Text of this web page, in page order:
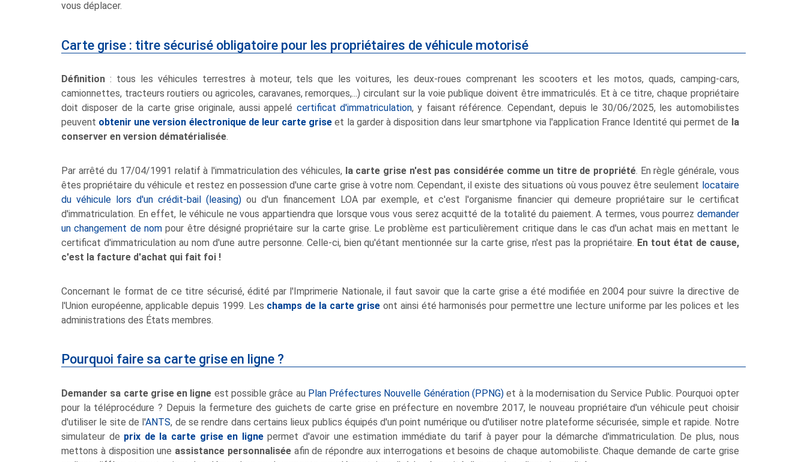
vous déplacer.
Carte grise : titre sécurisé obligatoire pour les propriétaires de véhicule motorisé
Définition : tous les véhicules terrestres à moteur, tels que les voitures, les deux-roues comprenant les scooters et les motos, quads, camping-cars,
camionnettes, tracteurs routiers ou agricoles, caravanes, remorques,...) circulant sur la voie publique doivent être immatriculés. Et à ce titre, chaque propriétaire
doit disposer de la carte grise originale, aussi appelé certificat d'immatriculation, y faisant référence. Cependant, depuis le 30/06/2025, les automobilistes
peuvent obtenir une version électronique de leur carte grise et la garder à disposition dans leur smartphone via l'application France Identité qui permet de la
conserver en version dématérialisée.
Par arrêté du 17/04/1991 relatif à l'immatriculation des véhicules, la carte grise n'est pas considérée comme un titre de propriété. En règle générale, vous
êtes propriétaire du véhicule et restez en possession d'une carte grise à votre nom. Cependant, il existe des situations où vous pouvez être seulement locataire
du véhicule lors d'un crédit-bail (leasing)ou d'un financement LOA par exemple, et c'est l'organisme financier qui demeure propriétaire sur le certificat
d'immatriculation. En effet, le véhicule ne vous appartiendra que lorsque vous vous serez acquitté de la totalité du paiement. A termes, vous pourrez demander
un changement de nom pour être désigné propriétaire sur la carte grise. Le problème est particulièrement critique dans le cas d'un achat mais en mettant le
certificat d'immatriculation au nom d'une autre personne. Celle-ci, bien qu'étant mentionnée sur la carte grise, n'est pas la propriétaire. En tout état de cause,
c'est la facture d'achat qui fait foi !
Concernant le format de ce titre sécurisé, édité par l'Imprimerie Nationale, il faut savoir que la carte grise a été modifiée en 2004 pour suivre la directive de
l'Union européenne, applicable depuis 1999. Les champs de la carte grise ont ainsi été harmonisés pour permettre une lecture uniforme par les polices et les
administrations des États membres.
Pourquoi faire sa carte grise en ligne ?
Demander sa carte grise en ligne est possible grâce au Plan Préfectures Nouvelle Génération (PPNG) et à la modernisation du Service Public. Pourquoi opter
pour la téléprocédure ? Depuis la fermeture des guichets de carte grise en préfecture en novembre 2017, le nouveau propriétaire d'un véhicule peut choisir
d'utiliser le site de l'ANTS, de se rendre dans certains lieux publics équipés d'un point numérique ou d'utiliser notre plateforme sécurisée, simple et rapide. Notre
simulateur de prix de la carte grise en lignepermet d'avoir une estimation immédiate du tarif à payer pour la démarche d'immatriculation. De plus, nous
mettons à disposition une assistance personnaliséeafin de répondre aux interrogations et besoins de chaque automobiliste. Chaque demande de carte grise